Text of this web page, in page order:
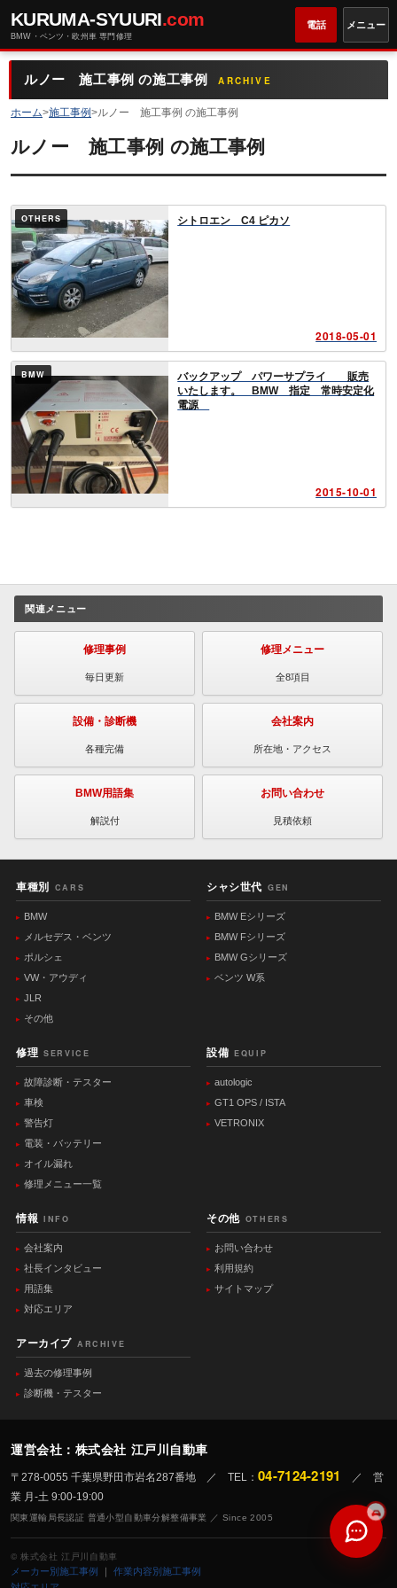
KURUMA-SYUURI.com
BMW・ベンツ・欧州車 専門修理
電話 メニュー
ルノー 施工事例 の施工事例 ARCHIVE
ホーム>施工事例>ルノー 施工事例 の施工事例
ルノー 施工事例 の施工事例
OTHERS シトロエン C4 ピカソ
2018-05-01
BMW
バックアップ パワーサプライ 販売
いたします。 BMW 指定 常時安定化
電源
2015-10-01
関連メニュー
修理事例
毎日更新
修理メニュー
全8項目
設備・診断機
各種完備
会社案内
所在地・アクセス
BMW用語集
解説付
お問い合わせ
見積依頼
車種別 CARS
BMW
メルセデス・ベンツ
ポルシェ
VW・アウディ
JLR
その他
シャシ世代 GEN
BMW Eシリーズ
BMW Fシリーズ
BMW Gシリーズ
ベンツ W系
修理 SERVICE
故障診断・テスター
車検
警告灯
電装・バッテリー
オイル漏れ
修理メニュー一覧
設備 EQUIP
autologic
GT1 OPS / ISTA
VETRONIX
情報 INFO
会社案内
社長インタビュー
用語集
対応エリア
その他 OTHERS
お問い合わせ
利用規約
サイトマップ
アーカイブ ARCHIVE
過去の修理事例
診断機・テスター
運営会社：株式会社 江戸川自動車
〒278-0055 千葉県野田市岩名287番地 ／ TEL： 04-7124-2191
／ 営
業 月-土 9:00-19:00
関東運輸局長認証 普通小型自動車分解整備事業 ／ Since 2005
© 株式会社 江戸川自動車
メーカー別施工事例
作業内容別施工事例